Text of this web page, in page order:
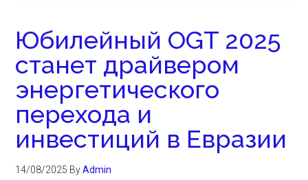
Юбилейный OGT 2025
станет драйвером
энергетического
перехода и
инвестиций в Евразии
14/08/2025 ByAdmin